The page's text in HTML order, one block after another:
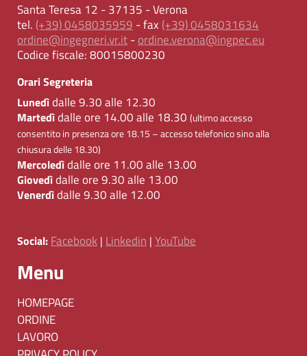
Santa Teresa 12 - 37135 - Verona
tel. (+39) 0458035959- fax (+39) 0458031634
ordine@ingegneri.vr.it-ordine.verona@ingpec.eu
Codice fiscale:80015800230
Orari Segreteria
Lunedìdalle 9.30 alle 12.30
Martedìdalle ore 14.00 alle 18.30 (ultimo accesso
consentito in presenza ore 18.15 – accesso telefonico sino alla
chiusura delle 18.30)
Mercoledìdalle ore 11.00 alle 13.00
Giovedìdalle ore 9.30 alle 13.00
Venerdìdalle 9.30 alle 12.00
Social:Facebook | Linkedin | YouTube
Menu
HOMEPAGE
ORDINE
LAVORO